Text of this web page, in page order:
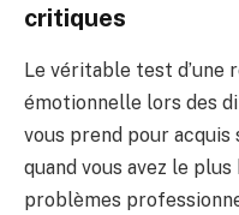
critiques
Le véritable test d’une
émotionnelle lors des
vous prend pour
quand vous avez le
problèmes